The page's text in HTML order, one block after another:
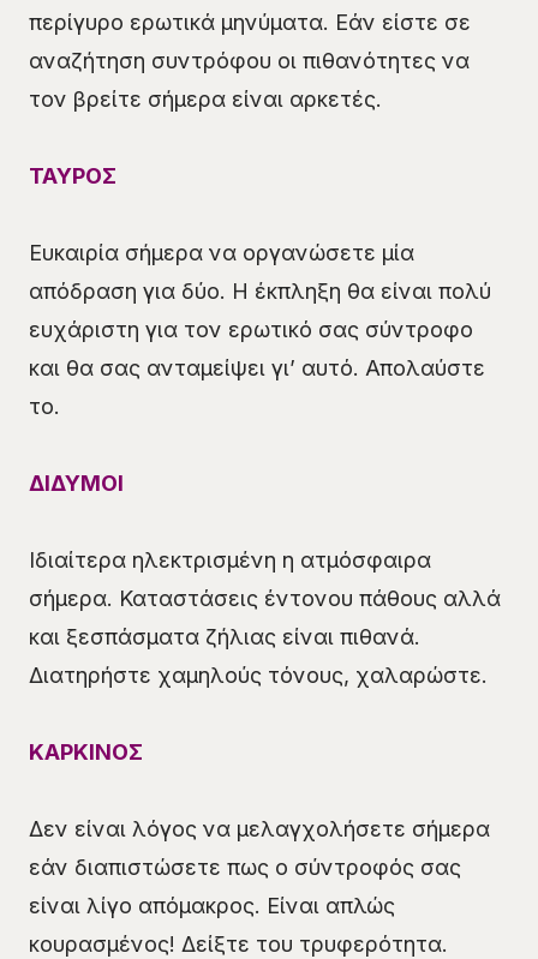
περίγυρο ερωτικά μηνύματα. Εάν είστε σε
αναζήτηση συντρόφου οι πιθανότητες να
τον βρείτε σήμερα είναι αρκετές.
ΤΑΥΡΟΣ
Ευκαιρία σήμερα να οργανώσετε μία
απόδραση για δύο. Η έκπληξη θα είναι πολύ
ευχάριστη για τον ερωτικό σας σύντροφο
και θα σας ανταμείψει γι’ αυτό. Απολαύστε
το.
ΔΙΔΥΜΟΙ
Ιδιαίτερα ηλεκτρισμένη η ατμόσφαιρα
σήμερα. Καταστάσεις έντονου πάθους αλλά
και ξεσπάσματα ζήλιας είναι πιθανά.
Διατηρήστε χαμηλούς τόνους, χαλαρώστε.
ΚΑΡΚΙΝΟΣ
Δεν είναι λόγος να μελαγχολήσετε σήμερα
εάν διαπιστώσετε πως ο σύντροφός σας
είναι λίγο απόμακρος. Είναι απλώς
κουρασμένος! Δείξτε του τρυφερότητα.